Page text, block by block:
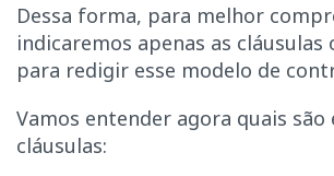
Dessa forma, para melhor
indicaremos apenas as
para redigir esse modelo de
Vamos entender agora quais são
cláusulas: